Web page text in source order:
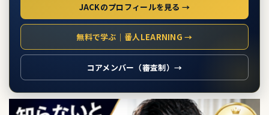
JACKのプロフィールを見る →
無料で学ぶ｜番人LEARNING →
コアメンバー（審査制）→